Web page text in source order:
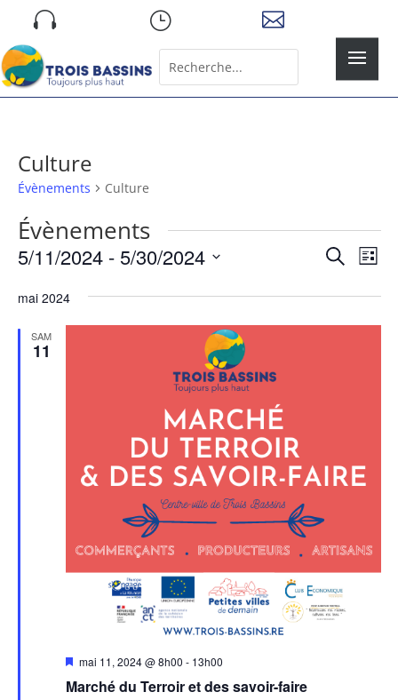
 } 
for...
Culture
Évènements Culture
Évènements
de
Recherche
de
Liste
5/11/2024 - 5/30/2024
une
mai 2024
SAM
11
Marché du Terroir et des savoir-faire
Mis
avant
mai 11, 2024 @ 8h00 - 13h00